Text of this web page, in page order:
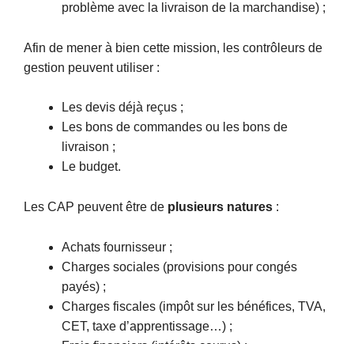
problème avec la livraison de la marchandise) ;
Afin de mener à bien cette mission, les contrôleurs de
gestion peuvent utiliser :
Les devis déjà reçus ;
Les bons de commandes ou les bons de
livraison ;
Le budget.
Les CAP peuvent être de plusieurs natures :
Achats fournisseur ;
Charges sociales (provisions pour congés
payés) ;
Charges fiscales (impôt sur les bénéfices, TVA,
CET, taxe d’apprentissage…) ;